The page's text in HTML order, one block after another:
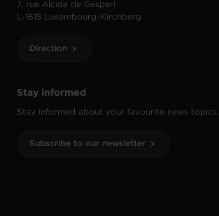
Stay informed
Stay informed about your favourite news topics.
Subscribe to our newsletter
7, rue Alcide de Gasperi
L-1615 Luxembourg-Kirchberg
Direction